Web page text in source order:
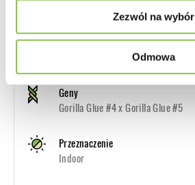
Zezwól na wybór
Odmowa
Genotyp
Geny
Gorilla Glue #4 x Gorilla Glue #5
Przeznaczenie
Indoor